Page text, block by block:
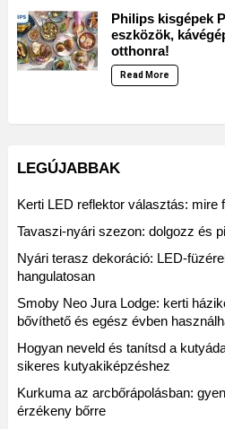
Philips kisgépek
eszközök,
otthonra!
Read More
LEGÚJABBAK
Kerti LED reflektor választás: mire
Tavaszi-nyári szezon: dolgozz és
Nyári terasz dekoráció: LED-
hangulatosan
Smoby Neo Jura Lodge: kerti
bővíthető és egész évben
Hogyan neveld és tanítsd a
sikeres kutyakiképzéshez
Kurkuma az arcbőrápolásban:
érzékeny bőrre